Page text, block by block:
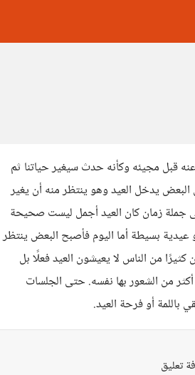
قبل مجيئه وكأنه حدث سيغير حياتنا ثم
البعض يدخل العيد وهو ينتظر منه أن يغير
جملة زمان كان العيد أجمل ليست صحيحة
عيدية بسيطة أما اليوم فأصبح البعض ينتظر
من الناس لا يعيشون العيد فعلًا بل
من الشعور بها نفسه. حتى الجلسات
باللمة أو فرحة العيد.
تعليق